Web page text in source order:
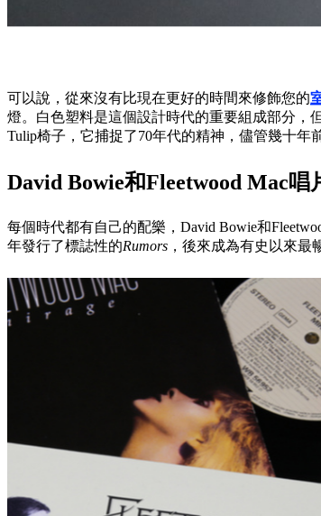
可以說，從來沒有比現在更好的時間來修飾您的
燈。白色塑料是這個設計時代的重要組成部分，
Tulip椅子，它捕捉了70年代的精神，儘管幾十年
David Bowie和Fleetwood Mac唱
每個時代都有自己的配樂，David Bowie和
年發行了標誌性的Rumors ，後來成為有史以來最